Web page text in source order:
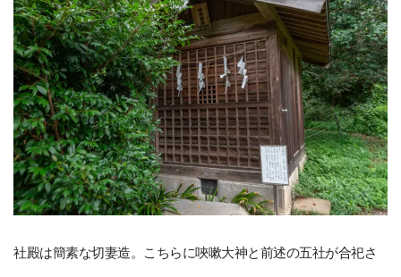
社殿は簡素な切妻造。こちらに唊嗽大神と前述の五社が合祀さ